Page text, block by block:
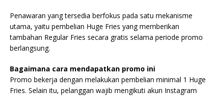
Penawaran yang tersedia berfokus pada satu mekanisme
utama, yaitu pembelian Huge Fries yang memberikan
tambahan Regular Fries secara gratis selama periode promo
berlangsung.
Bagaimana cara mendapatkan promo ini
Promo bekerja dengan melakukan pembelian minimal 1 Huge
Fries. Selain itu, pelanggan wajib mengikuti akun Instagram